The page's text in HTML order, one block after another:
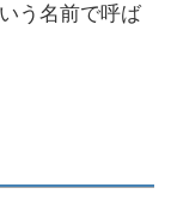
う名前で呼ば